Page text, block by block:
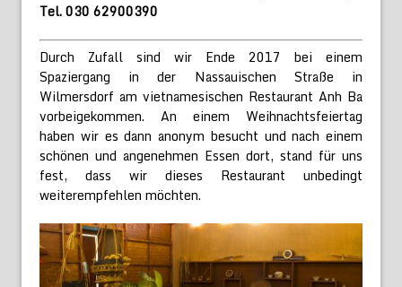
Tel. 030 62900390
Durch Zufall sind wir Ende 2017 bei einem
Spaziergang in der Nassauischen Straße in
Wilmersdorf am vietnamesischen Restaurant Anh Ba
vorbeigekommen. An einem Weihnachtsfeiertag
haben wir es dann anonym besucht und nach einem
schönen und angenehmen Essen dort, stand für uns
fest, dass wir dieses Restaurant unbedingt
weiterempfehlen möchten.